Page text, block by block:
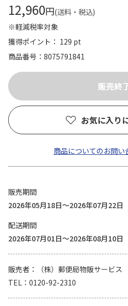
12,960円(送料・税込)
※軽減税率対象
獲得ポイント： 129 pt
商品番号
8075791841
お気に入り
商品についてのお問い
販売期間
2026年05月18日～2026年07月22日
配送期間
2026年07月01日～2026年08月10日
販売者
（株）郵便局物販サービス
TEL
0120-92-2310